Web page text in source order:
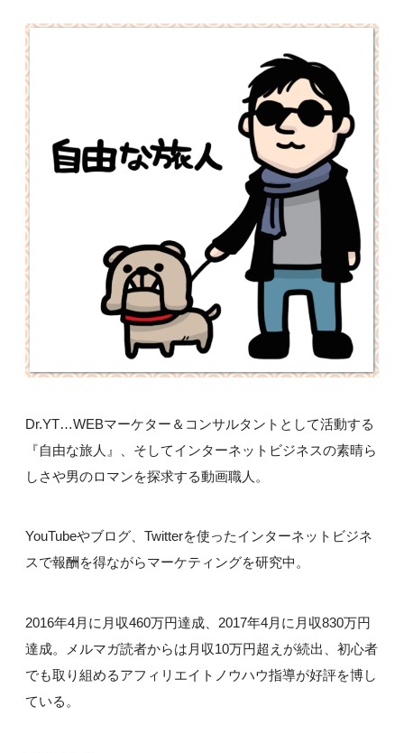
Dr.YT…WEBマーケター＆コンサルタントとして活動する
『自由な旅人』、そしてインターネットビジネスの素晴ら
しさや男のロマンを探求する動画職人。
YouTubeやブログ、Twitterを使ったインターネットビジネ
スで報酬を得ながらマーケティングを研究中。
2016年4月に月収460万円達成、2017年4月に月収830万円
達成。メルマガ読者からは月収10万円超えが続出、初心者
でも取り組めるアフィリエイトノウハウ指導が好評を博し
ている。